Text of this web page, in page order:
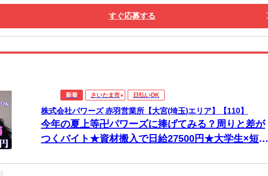
すぐ応募する
新着 さいたま市 日払いOK
株式会社パワーズ 赤羽営業所【大宮(埼玉)エリア】【110】
今年の夏上等卍パワーズに捧げてみる？周りと差が
つくバイト★資材搬入で日給27500円★大学生×短期